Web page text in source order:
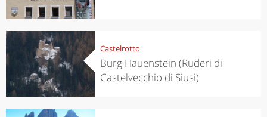
Castelrotto
Burg Hauenstein (Ruderi di
Castelvecchio di Siusi)